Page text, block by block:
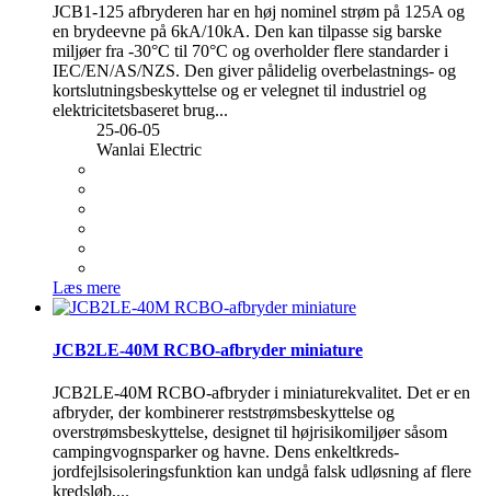
JCB1-125 afbryderen har en høj nominel strøm på 125A og
en brydeevne på 6kA/10kA. Den kan tilpasse sig barske
miljøer fra -30°C til 70°C og overholder flere standarder i
IEC/EN/AS/NZS. Den giver pålidelig overbelastnings- og
kortslutningsbeskyttelse og er velegnet til industriel og
elektricitetsbaseret brug...
25-06-05
Wanlai Electric
Læs mere
JCB2LE-40M RCBO-afbryder miniature
JCB2LE-40M RCBO-afbryder i miniaturekvalitet. Det er en
afbryder, der kombinerer reststrømsbeskyttelse og
overstrømsbeskyttelse, designet til højrisikomiljøer såsom
campingvognsparker og havne. Dens enkeltkreds-
jordfejlsisoleringsfunktion kan undgå falsk udløsning af flere
kredsløb,...